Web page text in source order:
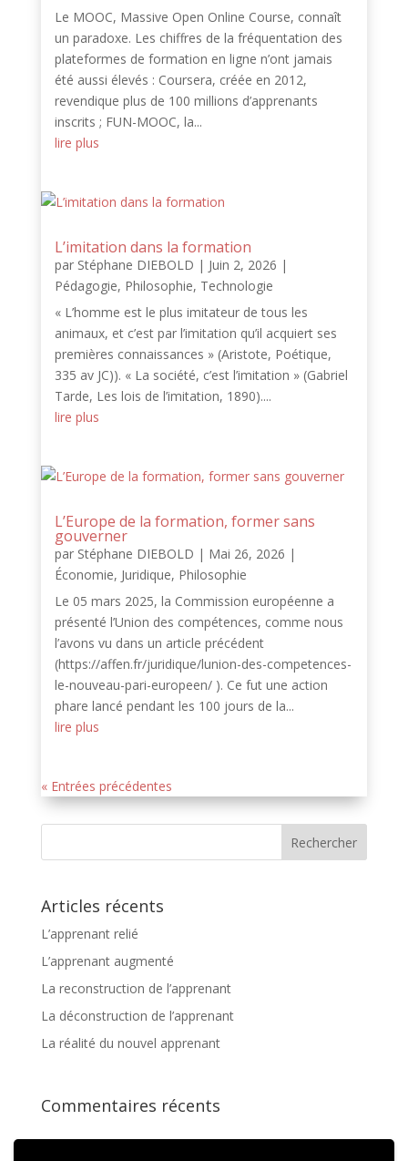
Le MOOC, Massive Open Online Course, connaît
un paradoxe. Les chiffres de la fréquentation des
plateformes de formation en ligne n’ont jamais
été aussi élevés : Coursera, créée en 2012,
revendique plus de 100 millions d’apprenants
inscrits ; FUN-MOOC, la...
lire plus
L’imitation dans la formation
par Stéphane DIEBOLD | Juin 2, 2026 |
Pédagogie, Philosophie, Technologie
« L’homme est le plus imitateur de tous les
animaux, et c’est par l’imitation qu’il acquiert ses
premières connaissances » (Aristote, Poétique,
335 av JC)). « La société, c’est l’imitation » (Gabriel
Tarde, Les lois de l’imitation, 1890)....
lire plus
L’Europe de la formation, former sans
gouverner
par Stéphane DIEBOLD | Mai 26, 2026 |
Économie, Juridique, Philosophie
Le 05 mars 2025, la Commission européenne a
présenté l’Union des compétences, comme nous
l’avons vu dans un article précédent
(https://affen.fr/juridique/lunion-des-competences-
le-nouveau-pari-europeen/ ). Ce fut une action
phare lancé pendant les 100 jours de la...
lire plus
« Entrées précédentes
Articles récents
L’apprenant relié
L’apprenant augmenté
La reconstruction de l’apprenant
La déconstruction de l’apprenant
La réalité du nouvel apprenant
Commentaires récents